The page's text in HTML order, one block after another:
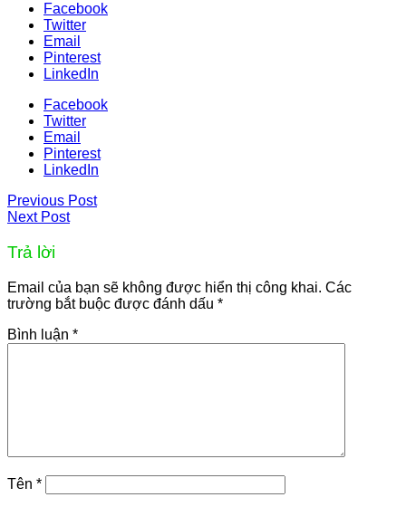
Facebook
Twitter
Email
Pinterest
LinkedIn
Facebook
Twitter
Email
Pinterest
LinkedIn
Previous Post
Next Post
Trả lời
Email của bạn sẽ không được hiển thị công khai. Các
trường bắt buộc được đánh dấu *
Bình luận *
Tên *